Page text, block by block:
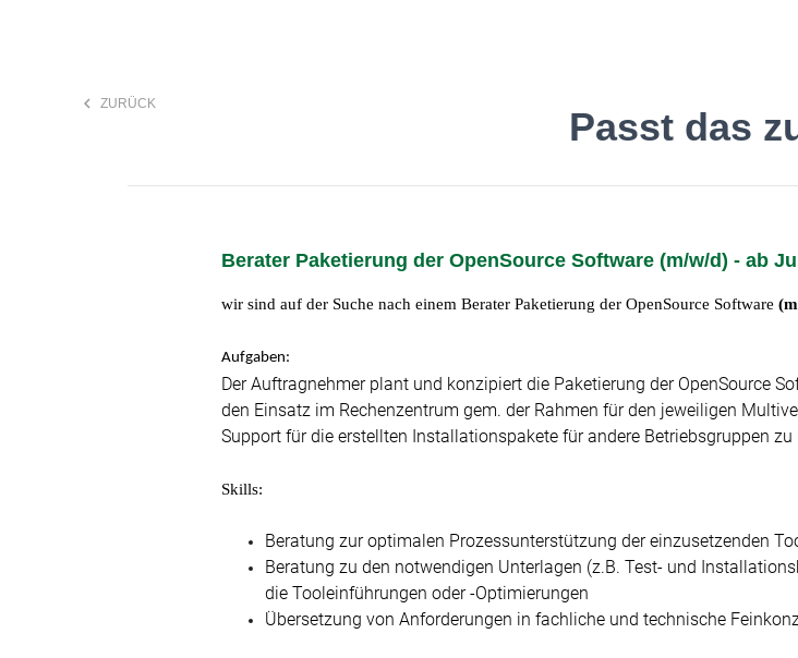
Finde den Job,
keyboard_arrow_left ZURÜCK
Passt das
Berater Paketierung der OpenSource Software (m/w/d) - ab
wir sind auf der Suche nach einem Berater Paketierung der OpenSource Software
Aufgaben:
Der Auftragnehmer plant und konzipiert die Paketierung der OpenSource
den Einsatz im Rechenzentrum gem. der Rahmen für den jeweiligen
Support für die erstellten Installationspakete für andere Betriebsgruppen zu
Skills:
Beratung zur optimalen Prozessunterstützung der einzusetzenden
Beratung zu den notwendigen Unterlagen (z.B. Test- und
die Tooleinführungen oder -Optimierungen
Übersetzung von Anforderungen in fachliche und technische